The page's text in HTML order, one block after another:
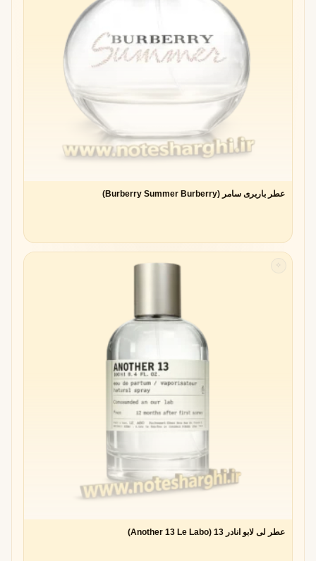
عطر باربری سامر (Burberry Summer Burberry)
عطر لی لابو انادر 13 (Another 13 Le Labo)